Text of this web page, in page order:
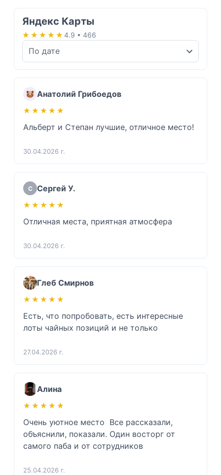
Яндекс Карты
★★★★★
★★★★★ 4.9 • 466
Анатолий Грибоедов
★★★★★
★★★★★
Альберт и Степан лучшие, отличное место!
30.04.2026 г.
С Сергей У.
★★★★★
★★★★★
Отличная места, приятная атмосфера
30.04.2026 г.
Глеб Смирнов
★★★★★
★★★★★
Есть, что попробовать, есть интересные
лоты чайных позиций и не только
27.04.2026 г.
Алина
★★★★★
★★★★★
Очень уютное место  Все рассказали,
объяснили, показали. Один восторг от
самого паба и от сотрудников
25.04.2026 г.